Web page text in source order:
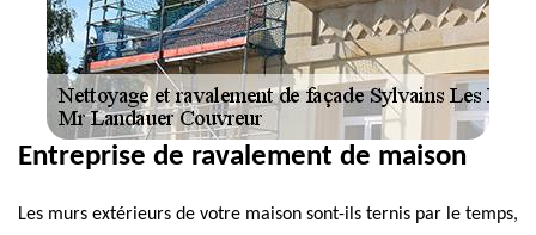
Entreprise de ravalement de maison
Les murs extérieurs de votre maison sont-ils ternis par le temps,